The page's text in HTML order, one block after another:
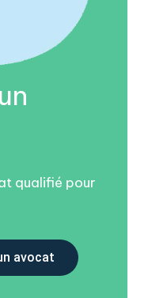
qualifié pour
avocat